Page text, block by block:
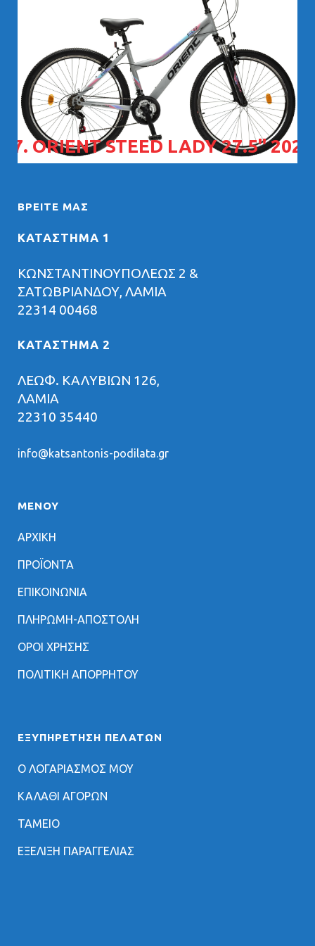
07. ORIENT STEED LADY 27.5" 2026
ΒΡΕΊΤΕ ΜΑΣ
ΚΑΤΑΣΤΗΜΑ 1
ΚΩΝΣΤΑΝΤΙΝΟΥΠΟΛΕΩΣ 2 &
ΣΑΤΩΒΡΙΑΝΔΟΥ, ΛΑΜΙΑ
22314 00468
ΚΑΤΑΣΤΗΜΑ 2
ΛΕΩΦ. ΚΑΛΥΒΙΩΝ 126,
ΛΑΜΙΑ
22310 35440
info@katsantonis-podilata.gr
ΜΕΝΟΥ
ΑΡΧΙΚΗ
ΠΡΟΪΟΝΤΑ
ΕΠΙΚΟΙΝΩΝΙΑ
ΠΛΗΡΩΜΗ-ΑΠΟΣΤΟΛΗ
ΟΡΟΙ ΧΡΗΣΗΣ
ΠΟΛΙΤΙΚΗ ΑΠΟΡΡΗΤΟΥ
ΕΞΥΠΗΡΈΤΗΣΗ ΠΕΛΑΤΏΝ
Ο ΛΟΓΑΡΙΑΣΜΟΣ ΜΟΥ
ΚΑΛΑΘΙ ΑΓΟΡΩΝ
ΤΑΜΕΙΟ
ΕΞΕΛΙΞΗ ΠΑΡΑΓΓΕΛΙΑΣ